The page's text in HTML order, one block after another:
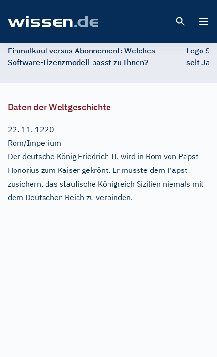
Einmalkauf versus Abonnement: Welches
Software-Lizenzmodell passt zu Ihnen?
Lego
seit
Daten der Weltgeschichte
22. 11. 1220
Rom/Imperium
Der deutsche König Friedrich II. wird in Rom von Papst
Honorius zum Kaiser gekrönt. Er musste dem Papst
zusichern, das staufische Königreich Sizilien niemals mit
dem Deutschen Reich zu verbinden.